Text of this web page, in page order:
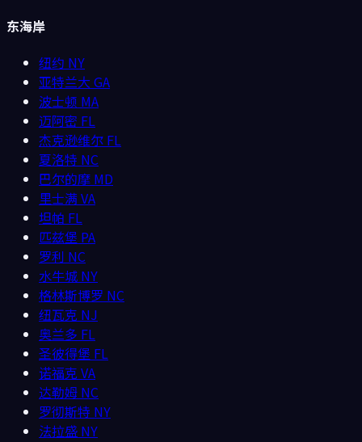
东海岸
纽约 NY
亚特兰大 GA
波士顿 MA
迈阿密 FL
杰克逊维尔 FL
夏洛特 NC
巴尔的摩 MD
里士满VA
坦帕 FL
匹兹堡 PA
罗利 NC
水牛城 NY
格林斯博罗 NC
纽瓦克 NJ
奥兰多 FL
圣彼得堡 FL
诺福克 VA
达勒姆 NC
罗彻斯特 NY
法拉盛 NY